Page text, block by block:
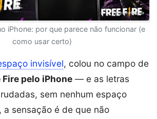
iPhone: por que parece não funcionar (e
como usar certo)
invisível, colou no campo de
Fire pelo iPhone — e as letras
sem nenhum espaço
a sensação é de que não